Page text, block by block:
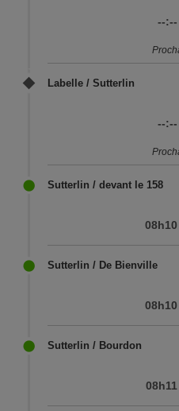
--:--
Labelle / Sutterlin
--:--
Sutterlin / devant le 158
08h10
Sutterlin / De Bienville
08h10
Sutterlin / Bourdon
08h11